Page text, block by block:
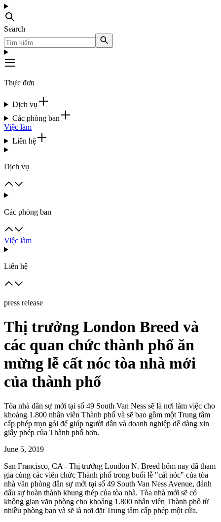
Search
Thực đơn
Dịch vụ
Các phòng ban
Việc làm
Liên hệ
Dịch vụ
Các phòng ban
Việc làm
Liên hệ
press release
Thị trưởng London Breed và
các quan chức thành phố ăn
mừng lễ cất nóc tòa nhà mới
của thành phố
Tòa nhà dân sự mới tại số 49 South Van Ness sẽ là nơi làm việc cho
khoảng 1.800 nhân viên Thành phố và sẽ bao gồm một Trung tâm
cấp phép trọn gói để giúp người dân và doanh nghiệp dễ dàng xin
giấy phép của Thành phố hơn.
June 5, 2019
San Francisco, CA - Thị trưởng London N. Breed hôm nay đã tham
gia cùng các viên chức Thành phố trong buổi lễ "cất nóc" của tòa
nhà văn phòng dân sự mới tại số 49 South Van Ness Avenue, đánh
dấu sự hoàn thành khung thép của tòa nhà. Tòa nhà mới sẽ có
không gian văn phòng cho khoảng 1.800 nhân viên Thành phố từ
nhiều phòng ban và sẽ là nơi đặt Trung tâm cấp phép một cửa.